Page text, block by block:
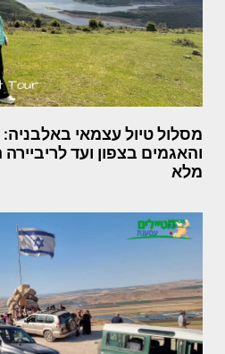
מסלול טיול עצמאי
והאגמים בצפון ועד
מלא